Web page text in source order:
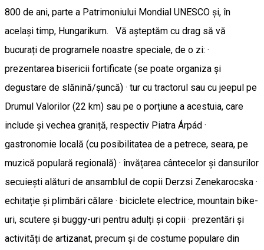
800 de ani, parte a Patrimoniului Mondial UNESCO și, în
același timp, Hungarikum. Vă așteptăm cu drag să vă
bucurați de programele noastre speciale, de o zi: ·
prezentarea bisericii fortificate (se poate organiza și
degustare de slănină/șuncă) · tur cu tractorul sau cu jeepul pe
Drumul Valorilor (22 km) sau pe o porțiune a acestuia, care
include și vechea graniță, respectiv Piatra Árpád ·
gastronomie locală (cu posibilitatea de a petrece, seara, pe
muzică populară regională) · învățarea cântecelor și dansurilor
secuiești alături de ansamblul de copii Derzsi Zenekarocska ·
echitație și plimbări călare · biciclete electrice, mountain bike-
uri, scutere și buggy-uri pentru adulți și copii · prezentări și
activități de artizanat, precum și de costume populare din